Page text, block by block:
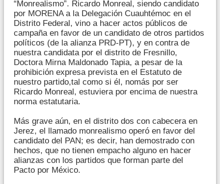
“Monrealismo”. Ricardo Monreal, siendo candidato
por MORENA a la Delegación Cuauhtémoc en el
Distrito Federal, vino a hacer actos públicos de
campaña en favor de un candidato de otros partidos
políticos (de la alianza PRD-PT), y en contra de
nuestra candidata por el distrito de Fresnillo,
Doctora Mirna Maldonado Tapia, a pesar de la
prohibición expresa prevista en el Estatuto de
nuestro partido,tal como si él, nomás por ser
Ricardo Monreal, estuviera por encima de nuestra
norma estatutaria.
Más grave aún, en el distrito dos con cabecera en
Jerez, el llamado monrealismo operó en favor del
candidato del PAN; es decir, han demostrado con
hechos, que no tienen empacho alguno en hacer
alianzas con los partidos que forman parte del
Pacto por México.